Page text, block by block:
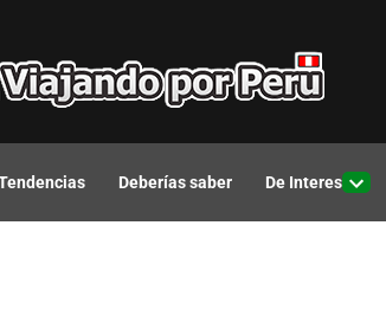
Deberías saber De Interes